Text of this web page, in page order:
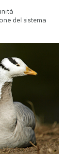
del sistema